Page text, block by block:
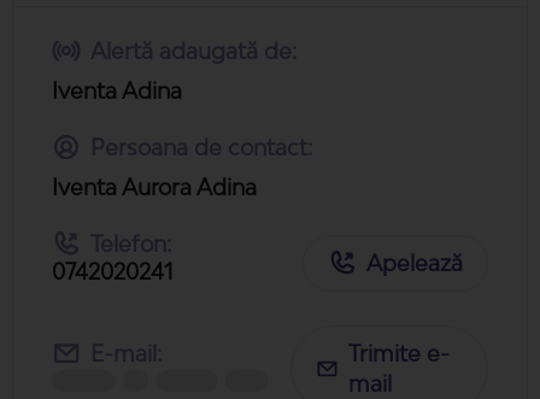
Alertă adaugată de:
Iventa Adina
Persoana de contact:
Iventa Aurora Adina
Telefon:
0742020241
Apelează
E-mail:
Trimite e-
mail